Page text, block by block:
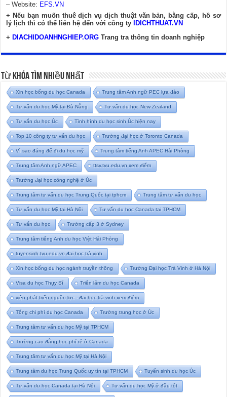
– Website: EFS.VN
+ Nếu bạn muốn thuê dịch vụ dịch thuật văn bản, bằng cấp, hồ sơ
lý lịch thì có thể liên hệ đến với công ty
IDICHTHUAT.VN
+ DIACHIDOANHNGHIEP.ORG Trang tra thông tin doanh nghiệp
Từ Khóa Tìm Nhiều Nhất
Xin học bổng du học Canada Trung tâm Anh ngữ PEC lựa đào
Tư vấn du học Mỹ tại Đà Nẵng Tư vấn du học New Zealand
Tư vấn du học Úc Tình hình du học sinh Úc hiện nay
Top 10 công ty tư vấn du học Trường đại học ở Toronto Canada
Vì sao đáng để đi du học mỹ Trung tâm tiếng Anh APEC Hải Phòng
Trung tâm Anh ngữ APEC ttsv.tvu.edu.vn xem điểm
Trường đại học công nghệ ở Úc
Trung tâm tư vấn du học Trung Quốc tại tphcm Trung tâm tư vấn du học
Tư vấn du học Mỹ tại Hà Nội Tư vấn du học Canada tại TPHCM
Tư vấn du học Trường cấp 3 ở Sydney
Trung tâm tiếng Anh du học Việt Hải Phòng
tuyensinh.tvu.edu.vn đại học trà vinh
Xin học bổng du học ngành truyền thông Trường Đại học Trà Vinh ở Hà Nội
Visa du học Thụy Sĩ Triển lãm du học Canada
viện phát triển nguồn lực - đại học trà vinh xem điểm
Tổng chi phí du học Canada Trường trung học ở Úc
Trung tâm tư vấn du học Mỹ tại TPHCM
Trường cao đẳng học phí rẻ ở Canada
Trung tâm tư vấn du học Mỹ tại Hà Nội
Trung tâm du học Trung Quốc uy tín tại TPHCM Tuyển sinh du học Úc
Tư vấn du học Canada tại Hà Nội Tư vấn du học Mỹ ở đầu tốt